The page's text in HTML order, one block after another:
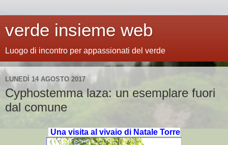
verde insieme web
Luogo di incontro per appassionati del verde
LUNEDÌ 14 AGOSTO 2017
Cyphostemma laza: un esemplare fuori
dal comune
Una visita al vivaio di Natale Torre